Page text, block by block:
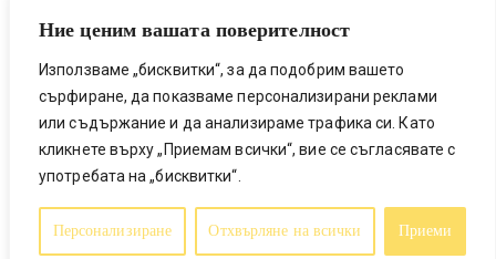
Ние ценим вашата поверителност
Използваме „бисквитки“, за да подобрим вашето
сърфиране, да показваме персонализирани реклами
или съдържание и да анализираме трафика си. Като
кликнете върху „Приемам всички“, вие се съгласявате с
употребата на „бисквитки“.
Персонализиране Отхвърляне на всички Приеми
032 / 643 673
0884 / 787772
Bionicfox LTD- Designed & Made
© 2025 All Rights Reserved